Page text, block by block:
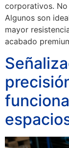
corporativos.
Algunos son
mayor
acabado